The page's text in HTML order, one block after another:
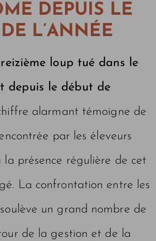
DEPUIS LE
L’ANNÉE
loup tué dans le
depuis le début de
alarmant témoigne de
par les éleveurs
la présence régulière de cet
La confrontation entre les
un grand nombre de
de la gestion et de la